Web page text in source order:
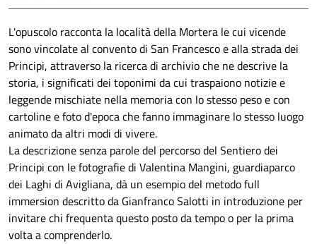
L'opuscolo racconta la località della Mortera le cui vicende
sono vincolate al convento di San Francesco e alla strada dei
Principi, attraverso la ricerca di archivio che ne descrive la
storia, i significati dei toponimi da cui traspaiono notizie e
leggende mischiate nella memoria con lo stesso peso e con
cartoline e foto d'epoca che fanno immaginare lo stesso luogo
animato da altri modi di vivere.
La descrizione senza parole del percorso del Sentiero dei
Principi con le fotografie di Valentina Mangini, guardiaparco
dei Laghi di Avigliana, dà un esempio del metodo full
immersion descritto da Gianfranco Salotti in introduzione per
invitare chi frequenta questo posto da tempo o per la prima
volta a comprenderlo.